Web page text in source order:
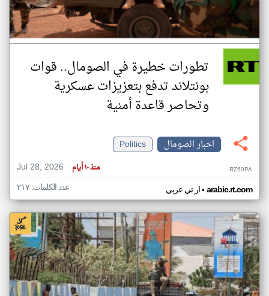
تطورات خطيرة في الصومال.. قوات
بونتلاند تدفع بتعزيزات عسكرية
وتحاصر قاعدة أمنية
اخبار الصومال
Politics
Jul 28, 2026
منذ ١٠ أيام RZ60PA
ار تي عربي• arabic.rt.com عدد الكلمات: ٢١٧